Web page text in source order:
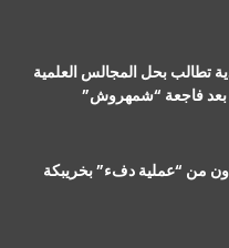
تطالب بحل المجالس العلمية
بعد فاجعة “شمهروش”